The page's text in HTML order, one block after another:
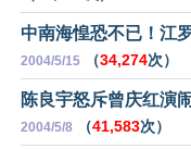
中南海惶恐不已！江
2004/5/15 （34,274次）
陈良宇怒斥曾庆红演
2004/5/8 （41,583次）